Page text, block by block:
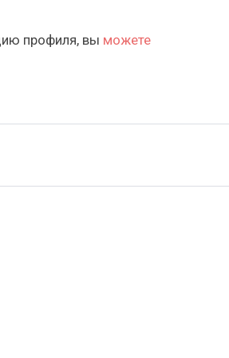
профиля, вы можете